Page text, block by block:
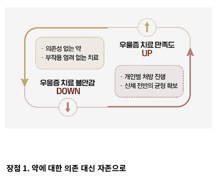
장점 1. 약에 대한 의존 대신 자존으로​